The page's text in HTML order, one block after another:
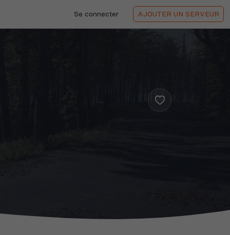
Se connecter AJOUTER UN SERVEUR